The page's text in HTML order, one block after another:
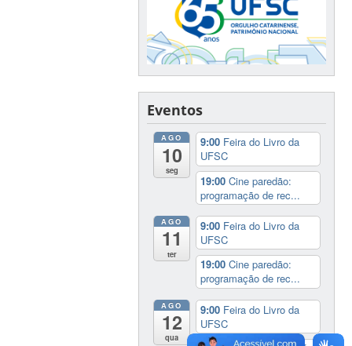
Eventos
AGO
10
seg
9:00 Feira do Livro da
UFSC
19:00Cine paredão:
programação de rec...
AGO
11
ter
9:00 Feira do Livro da
UFSC
19:00Cine paredão:
programação de rec...
AGO
12
qua
9:00 Feira do Livro da
UFSC